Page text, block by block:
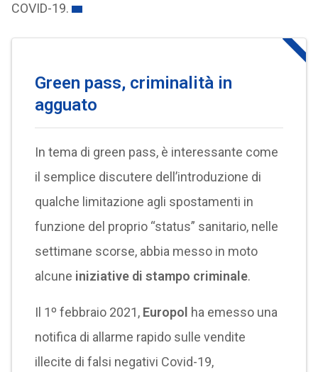
COVID-19.
Green pass, criminalità in
agguato
In tema di green pass, è interessante come
il semplice discutere dell’introduzione di
qualche limitazione agli spostamenti in
funzione del proprio “status” sanitario, nelle
settimane scorse, abbia messo in moto
alcune iniziative di stampo criminale.
Il 1º febbraio 2021, Europol ha emesso una
notifica di allarme rapido sulle vendite
illecite di falsi negativi Covid-19,